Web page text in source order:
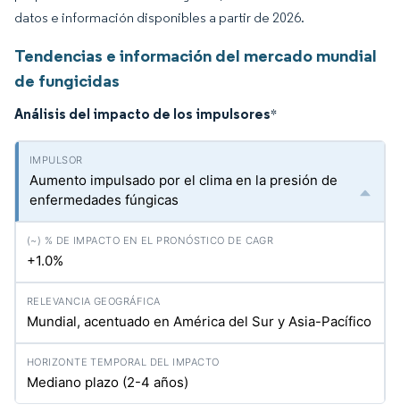
datos e información disponibles a partir de 2026.
Tendencias e información del mercado mundial
de fungicidas
Análisis del impacto de los impulsores*
Aumento impulsado por el clima en la presión de
enfermedades fúngicas
+1.0%
Mundial, acentuado en América del Sur y Asia-Pacífico
Mediano plazo (2-4 años)